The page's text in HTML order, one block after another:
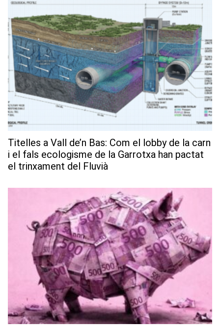
Titelles a Vall de’n Bas: Com el lobby de la carn
i el fals ecologisme de la Garrotxa han pactat
el trinxament del Fluvià